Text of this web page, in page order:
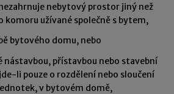
nebytový prostor jiný než
komoru užívané společně s bytem,
bytového domu, nebo
nástavbou, přístavbou nebo stavební
li pouze o rozdělení nebo sloučení
v bytovém domě,